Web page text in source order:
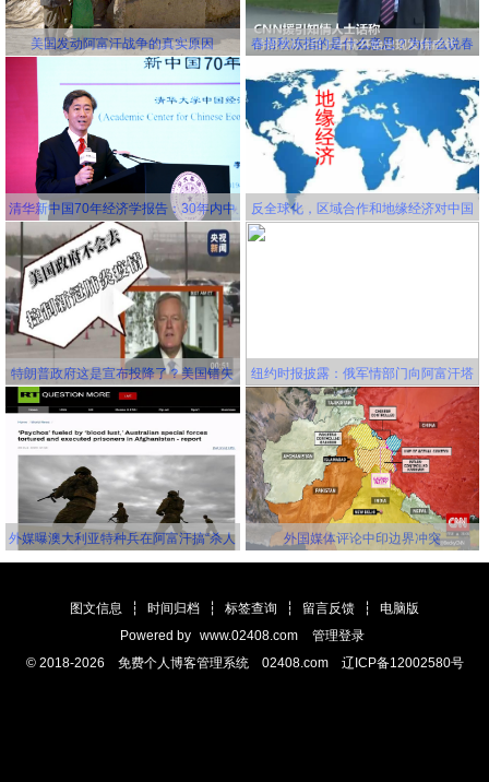
美国发动阿富汗战争的真实原因
春捂秋冻指的是什么意思？为什么说春
杂病
清华新中国70年经济学报告：30年内中
国将成为世界第一大经济体
反全球化，区域合作和地缘经济对中国
特朗普政府这是宣布投降了？美国错失
延缓新冠病毒传播的机会，并且还要一
错再错！
纽约时报披露：俄军情部门向阿富汗塔
利班关联组织秘密提供赏金，鼓励他们
击杀美军
外媒曝澳大利亚特种兵在阿富汗搞“杀人
外国媒体评论中印边界冲突
图文信息 ┆ 时间归档 ┆ 标签查询 ┆ 留言反馈 ┆
电脑版
Powered by www.02408.com
管理登录
© 2018-2026 免费个人博客管理系统 02408.com 辽ICP备12002580号